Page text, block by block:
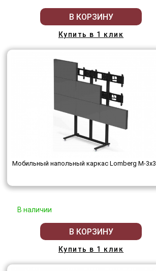
В КОРЗИНУ
Купить в 1 клик
Мобильный напольный каркас Lomberg M-3х3
В наличии
В КОРЗИНУ
Купить в 1 клик